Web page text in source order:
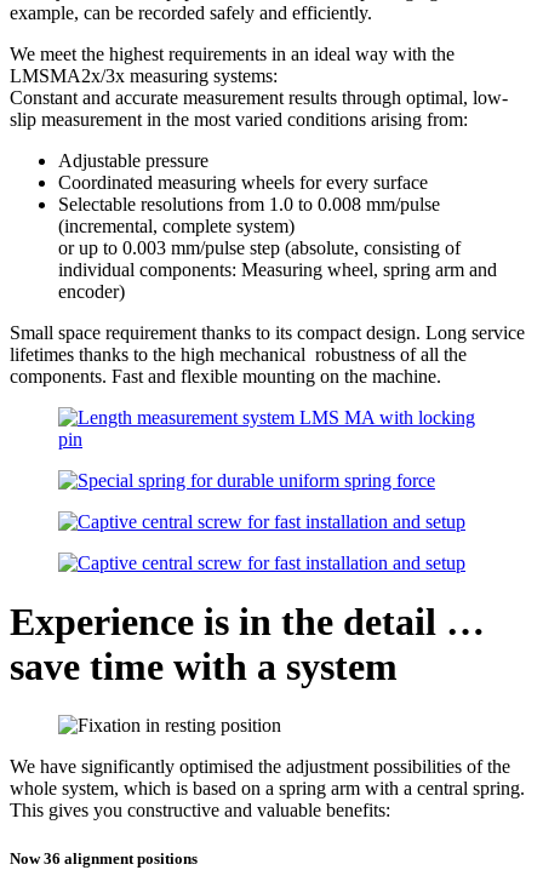
example, can be recorded safely and efficiently.
We meet the highest requirements in an ideal way with the
LMSMA2x/3x measuring systems:
Constant and accurate measurement results through optimal, low-
slip measurement in the most varied conditions arising from:
Adjustable pressure
Coordinated measuring wheels for every surface
Selectable resolutions from 1.0 to 0.008 mm/pulse
(incremental, complete system)
or up to 0.003 mm/pulse step (absolute, consisting of
individual components: Measuring wheel, spring arm and
encoder)
Small space requirement thanks to its compact design. Long service
lifetimes thanks to the high mechanical robustness of all the
components. Fast and flexible mounting on the machine.
Experience is in the detail …
save time with a system
We have significantly optimised the adjustment possibilities of the
whole system, which is based on a spring arm with a central spring.
This gives you constructive and valuable benefits:
Now 36 alignment positions